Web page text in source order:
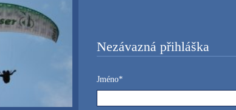
Nezávazná přihláška
Jméno*